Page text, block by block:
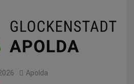
Apolda